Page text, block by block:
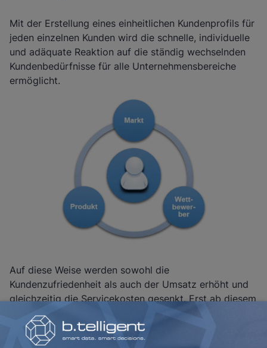
Mit der Erstellung eines einheitlichen Kundenprofils für
jeden einzelnen Kunden wird die schnelle, individuelle
und adäquate Reaktion auf die ständig wechselnden
Kundenbedürfnisse für alle Unternehmensbereiche
ermöglicht.
Auf diese Weise werden sowohl die
Kundenzufriedenheit als auch der Umsatz erhöht und
gleichzeitig die Servicekosten gesenkt. Erst ab diesem
Zeitpunkt können Unternehmen mit Hilfe von
erfahrenen Data Scientists auch richtig von Predictive-
und Realtime-Analytics-Lösungen sowie Machine-